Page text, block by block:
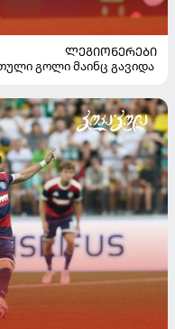
ᲚᲔᲒᲘᲝᲜᲔᲠᲔᲑᲘ
გოლი მაინც გავიდა